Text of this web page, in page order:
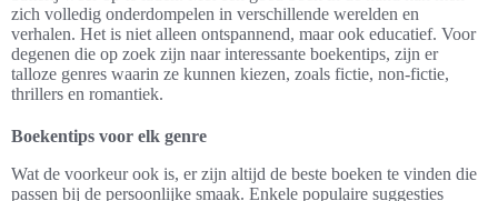
zich volledig onderdompelen in verschillende werelden en
verhalen. Het is niet alleen ontspannend, maar ook educatief. Voor
degenen die op zoek zijn naar interessante boekentips, zijn er
talloze genres waarin ze kunnen kiezen, zoals fictie, non-fictie,
thrillers en romantiek.
Boekentips voor elk genre
Wat de voorkeur ook is, er zijn altijd de beste boeken te vinden die
passen bij de persoonlijke smaak. Enkele populaire suggesties